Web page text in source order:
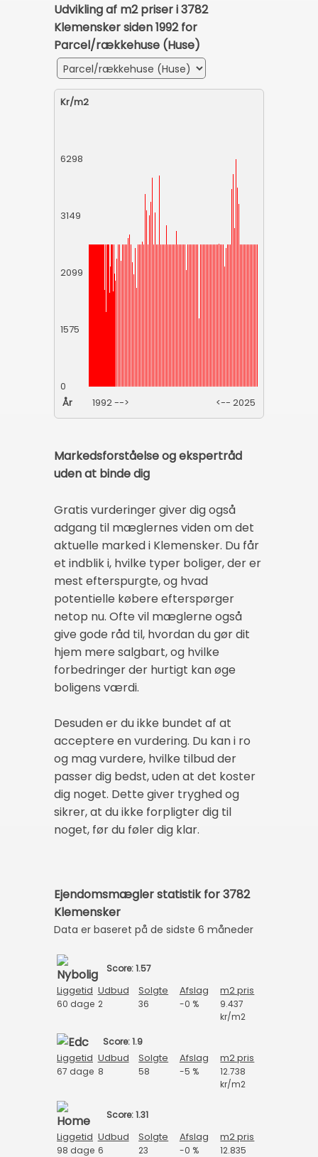
Udvikling af m2 priser i 3782
Klemensker siden 1992 for
Parcel/rækkehuse (Huse)
Kr/m2
6298
3149
2099
1575
0
År
1992 --> <-- 2025
Markedsforståelse og ekspertråd
uden at binde dig
Gratis vurderinger giver dig også
adgang til mæglernes viden om det
aktuelle marked i Klemensker. Du får
et indblik i, hvilke typer boliger, der er
mest efterspurgte, og hvad
potentielle købere efterspørger
netop nu. Ofte vil mæglerne også
give gode råd til, hvordan du gør dit
hjem mere salgbart, og hvilke
forbedringer der hurtigt kan øge
boligens værdi.
Desuden er du ikke bundet af at
acceptere en vurdering. Du kan i ro
og mag vurdere, hvilke tilbud der
passer dig bedst, uden at det koster
dig noget. Dette giver tryghed og
sikrer, at du ikke forpligter dig til
noget, før du føler dig klar.
Ejendomsmægler statistik for 3782
Klemensker
Data er baseret på de sidste 6 måneder
Score: 1.57
Liggetid Udbud Solgte Afslag m2 pris
60 dage 2 36 -0 %
9.437
kr/m2
Score: 1.9
Liggetid Udbud Solgte Afslag m2 pris
67 dage 8 58 -5 %
12.738
kr/m2
Score: 1.31
Liggetid Udbud Solgte Afslag m2 pris
98 dage 6 23 -0 %
12.835